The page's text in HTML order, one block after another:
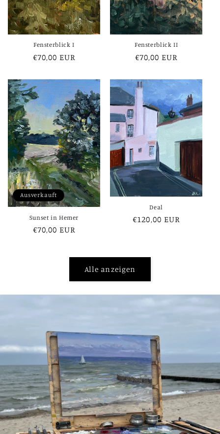
Fensterblick I
Normaler
€70,00 EUR
Fensterblick II
Normaler
€70,00 EUR
Ausverkauft
Sunset in Hemer
Normaler
€70,00 EUR
Deal
Normaler
€120,00 EUR
Alle anzeigen